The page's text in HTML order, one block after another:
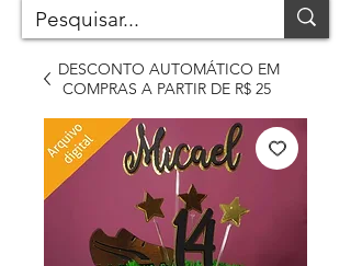
DESCONTO AUTOMÁTICO EM
COMPRAS A PARTIR DE R$ 25